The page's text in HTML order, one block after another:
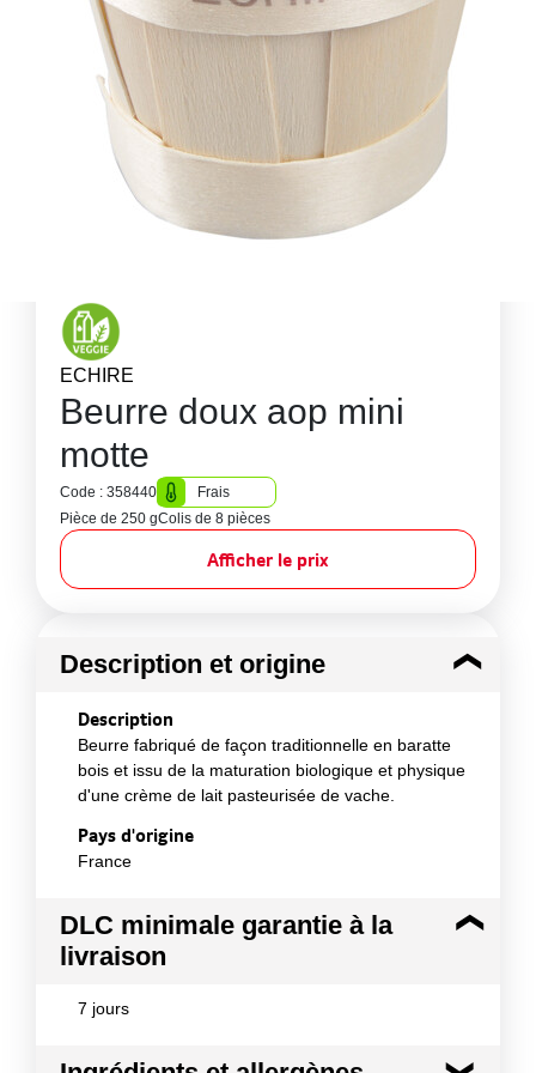
ECHIRE
Beurre doux aop mini
motte
Code : 358440
Frais
Pièce de 250 gColis de 8 pièces
Afficher le prix
Description et origine
Description
Beurre fabriqué de façon traditionnelle en baratte
bois et issu de la maturation biologique et physique
d'une crème de lait pasteurisée de vache.
Pays d'origine
France
DLC minimale garantie à la
livraison
7 jours